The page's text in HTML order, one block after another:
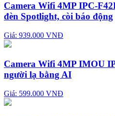
Camera Wifi 4MP IPC-
đèn Spotlight, còi báo động
Giá: 939.000 VNĐ
Camera Wifi 4MP IMOU
người lạ bằng AI
Giá: 599.000 VNĐ